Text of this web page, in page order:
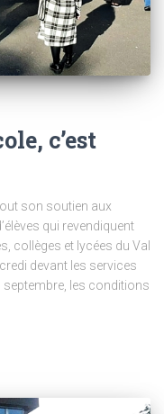
c’est
son soutien aux
qui revendiquent
collèges et lycées du Val
devant les services
septembre, les conditions